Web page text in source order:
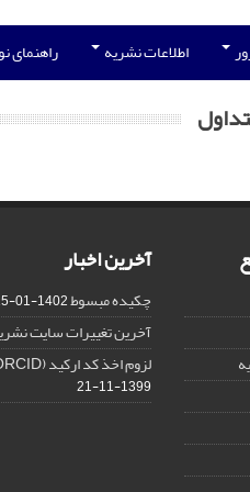
اطلاعات نشریه راهنمای
آخرین اخبار
چکیده مبسوط1402-01-15
آخرین تغییرات سایت
لزوم اخذ کد ارکید (ORCID) برای هر نویسنده
1399-11-21